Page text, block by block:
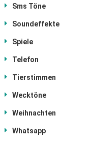
Sms Töne
Soundeffekte
Spiele
Telefon
Tierstimmen
Wecktöne
Weihnachten
Whatsapp